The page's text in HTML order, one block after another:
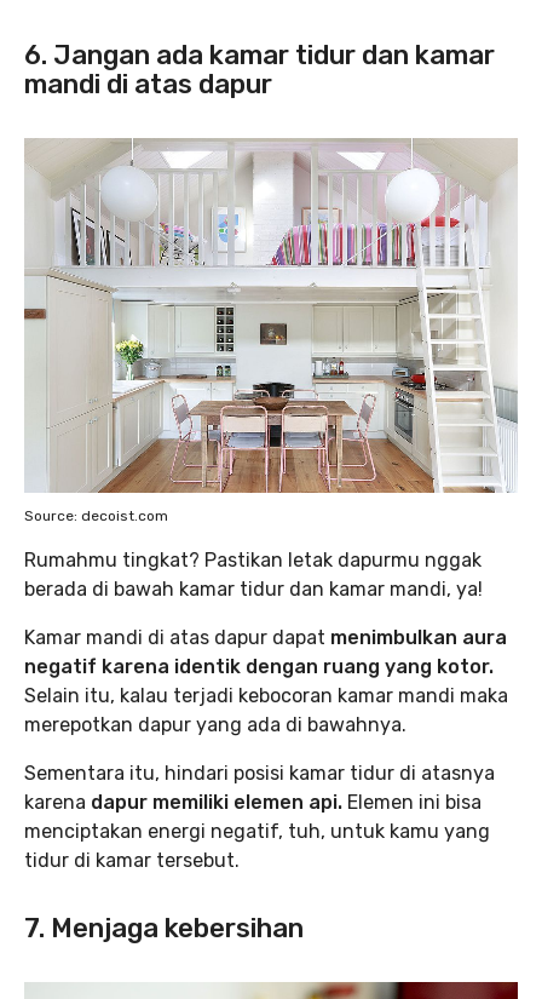
6. Jangan ada kamar tidur dan kamar
mandi di atas dapur ‌
Source: decoist.com
Rumahmu tingkat? Pastikan letak dapurmu nggak
berada di bawah kamar tidur dan kamar mandi, ya!
Kamar mandi di atas dapur dapat menimbulkan aura
negatif karena identik dengan ruang yang kotor.
Selain itu, kalau terjadi kebocoran kamar mandi maka
merepotkan dapur yang ada di bawahnya.
Sementara itu, hindari posisi kamar tidur di atasnya
karena dapur memiliki elemen api. Elemen ini bisa
menciptakan energi negatif, tuh, untuk kamu yang
tidur di kamar tersebut.
7. Menjaga kebersihan‌